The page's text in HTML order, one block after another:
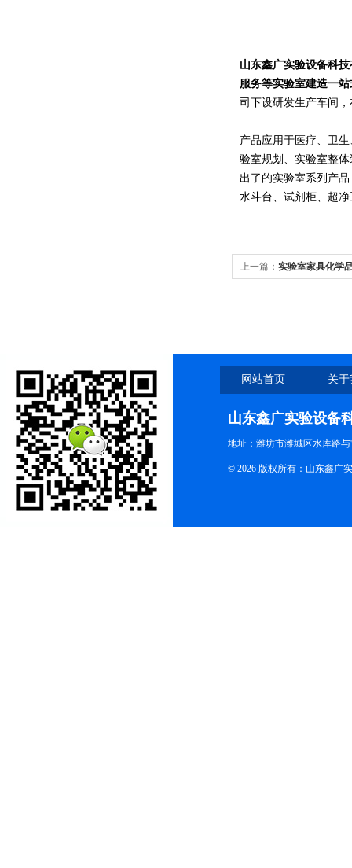
山东鑫广实验设备科
服务等实验室建造一
司下设研发生产车间
产品应用于医疗、卫
验室规划、实验室整
出了的实验室系列产
水斗台、试剂柜、超
上一篇： 实验室家具化学
网站首页 关
山东鑫广实验设备
地址：潍坊市潍城区水库路
© 2026 版权所有：山东鑫广